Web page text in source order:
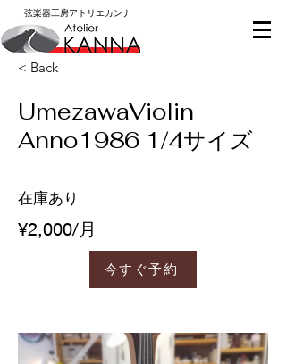
​弦楽器工房アトリエカンナ
< Back
UmezawaViolin
Anno1986 1/4サイズ
在庫あり
¥2,000/月
今すぐ予約